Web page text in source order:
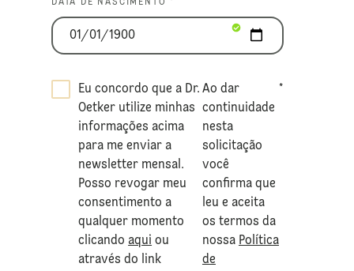
DATA DE NASCIMENTO *
Eu concordo que a Dr.
Oetker utilize minhas
informações acima
para me enviar a
newsletter mensal.
Posso revogar meu
consentimento a
qualquer momento
clicando aqui ou
através do link
Ao dar
continuidade
nesta
solicitação
você
confirma que
leu e aceita
os termos da
nossa Política
de
*